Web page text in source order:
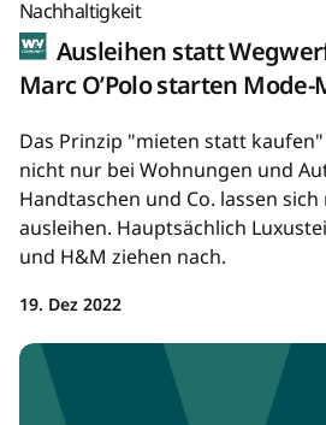
Nachhaltigkeit
Ausleihen statt
Marc O’Polo starten Mode-
Das Prinzip "mieten statt
nicht nur bei Wohnungen und
Handtaschen und Co. lassen
ausleihen. Hauptsächlich
und H&M ziehen nach.
19. Dez 2022